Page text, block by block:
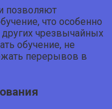
позволяют
что особенно
чрезвычайных
обучение, не
перерывов в